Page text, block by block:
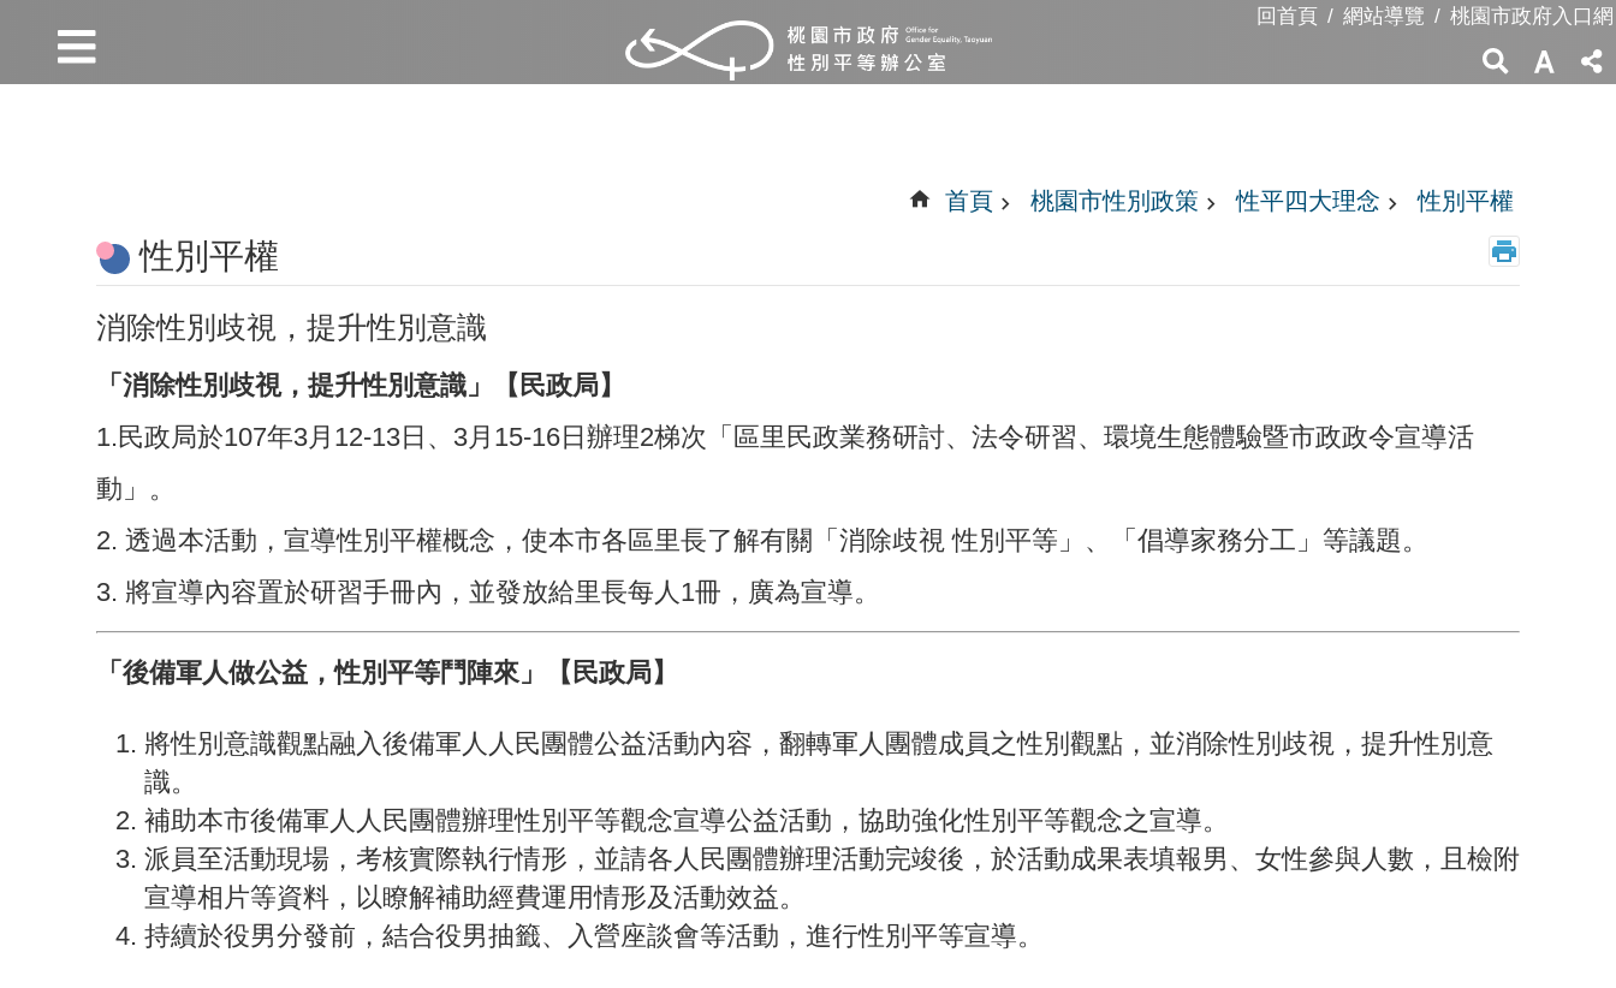
回首頁 網站導覽 桃園市政府入口網
首頁 桃園市性別政策 性平四大理念 性別平權
性別平權
消除性別歧視，提升性別意識
「消除性別歧視，提升性別意識」【民政局】
1.民政局於107年3月12-13日、3月15-16日辦理2梯次「區里民政業務研討、法令研習、環境生態體驗暨市政政令宣導活
動」。
2. 透過本活動，宣導性別平權概念，使本市各區里長了解有關「消除歧視 性別平等」、「倡導家務分工」等議題。
3. 將宣導內容置於研習手冊內，並發放給里長每人1冊，廣為宣導。
「後備軍人做公益，性別平等鬥陣來」【民政局】
將性別意識觀點融入後備軍人人民團體公益活動內容，翻轉軍人團體成員之性別觀點，並消除性別歧視，提升性別意
識。
補助本市後備軍人人民團體辦理性別平等觀念宣導公益活動，協助強化性別平等觀念之宣導。
派員至活動現場，考核實際執行情形，並請各人民團體辦理活動完竣後，於活動成果表填報男、女性參與人數，且檢附
宣導相片等資料，以瞭解補助經費運用情形及活動效益。
持續於役男分發前，結合役男抽籤、入營座談會等活動，進行性別平等宣導。